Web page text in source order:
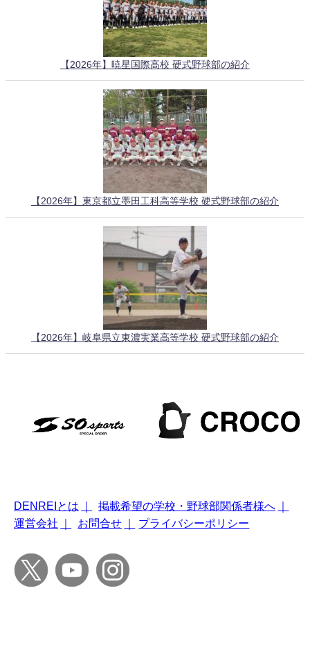
【2026年】暁星国際高校 硬式野球部の紹介
【2026年】東京都立墨田工科高等学校 硬式野球部の紹介
【2026年】岐阜県立東濃実業高等学校 硬式野球部の紹介
DENREIとは 掲載希望の学校・野球部関係者様へ
運営会社
お問合せ プライバシーポリシー